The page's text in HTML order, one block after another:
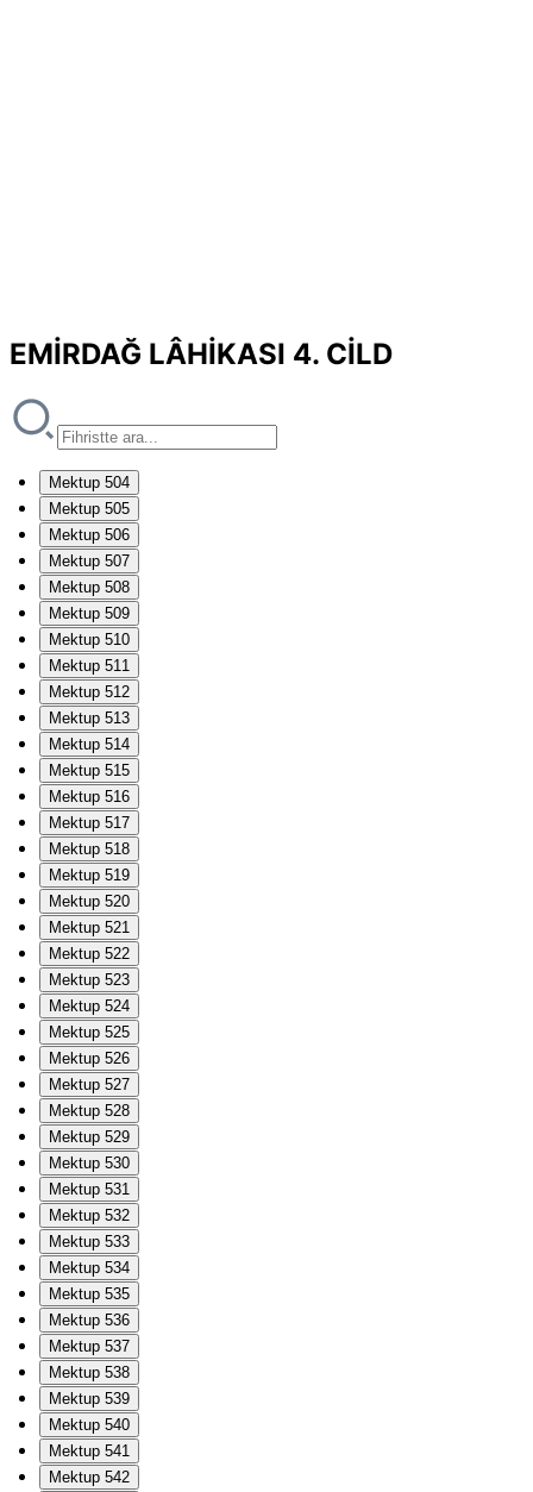
EMİRDAĞ LÂHİKASI 4. CİLD
Mektup 504
Mektup 505
Mektup 506
Mektup 507
Mektup 508
Mektup 509
Mektup 510
Mektup 511
Mektup 512
Mektup 513
Mektup 514
Mektup 515
Mektup 516
Mektup 517
Mektup 518
Mektup 519
Mektup 520
Mektup 521
Mektup 522
Mektup 523
Mektup 524
Mektup 525
Mektup 526
Mektup 527
Mektup 528
Mektup 529
Mektup 530
Mektup 531
Mektup 532
Mektup 533
Mektup 534
Mektup 535
Mektup 536
Mektup 537
Mektup 538
Mektup 539
Mektup 540
Mektup 541
Mektup 542